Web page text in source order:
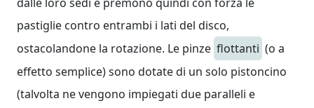
pastiglie contro entrambi i lati del disco,
ostacolandone la rotazione. Le pinze flottanti (o a
effetto semplice) sono dotate di un solo pistoncino
(talvolta ne vengono impiegati due paralleli e